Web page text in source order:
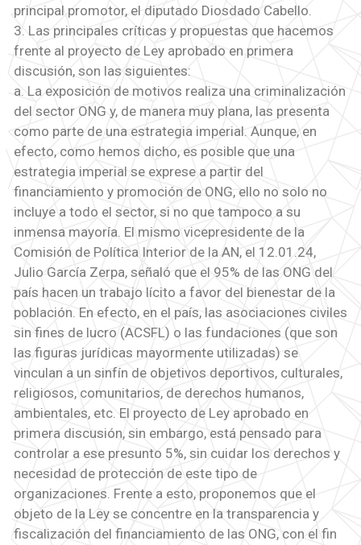
principal promotor, el diputado Diosdado Cabello.
3. Las principales críticas y propuestas que hacemos
frente al proyecto de Ley aprobado en primera
discusión, son las siguientes:
a. La exposición de motivos realiza una criminalización
del sector ONG y, de manera muy plana, las presenta
como parte de una estrategia imperial. Aunque, en
efecto, como hemos dicho, es posible que una
estrategia imperial se exprese a partir del
financiamiento y promoción de ONG, ello no solo no
incluye a todo el sector, si no que tampoco a su
inmensa mayoría. El mismo vicepresidente de la
Comisión de Política Interior de la AN, el 12.01.24,
Julio García Zerpa, señaló que el 95% de las ONG del
país hacen un trabajo lícito a favor del bienestar de la
población. En efecto, en el país, las asociaciones civiles
sin fines de lucro (ACSFL) o las fundaciones (que son
las figuras jurídicas mayormente utilizadas) se
vinculan a un sinfín de objetivos deportivos, culturales,
religiosos, comunitarios, de derechos humanos,
ambientales, etc. El proyecto de Ley aprobado en
primera discusión, sin embargo, está pensado para
controlar a ese presunto 5%, sin cuidar los derechos y
necesidad de protección de este tipo de
organizaciones. Frente a esto, proponemos que el
objeto de la Ley se concentre en la transparencia y
fiscalización del financiamiento de las ONG, con el fin